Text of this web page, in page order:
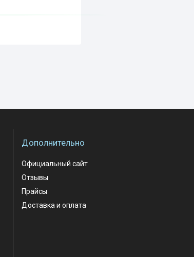
Дополнительно
Официальный сайт
Отзывы
Прайсы
Доставка и оплата